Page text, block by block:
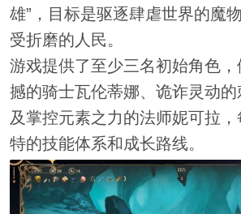
雄”，目标是驱逐肆虐世界的魔
受折磨的人民。‌‌
游戏提供了至少三名初始角色
撼的骑士瓦伦蒂娜、诡诈灵动
及掌控元素之力的法师妮可拉
特的技能体系和成长路线。‌‌